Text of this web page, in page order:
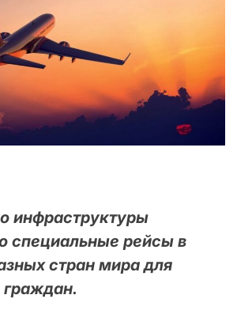
инфраструктуры
специальные рейсы в
стран мира для